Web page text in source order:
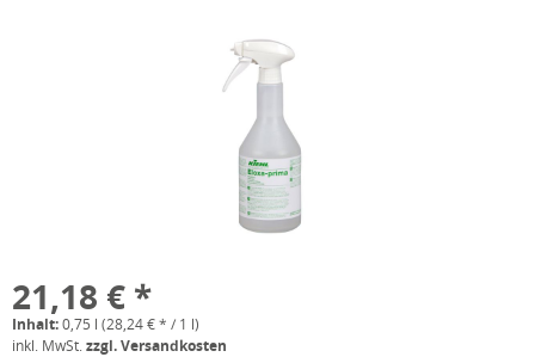
21,18 € *
Inhalt:0,75 l (28,24 € * / 1 l)
inkl. MwSt.zzgl. Versandkosten